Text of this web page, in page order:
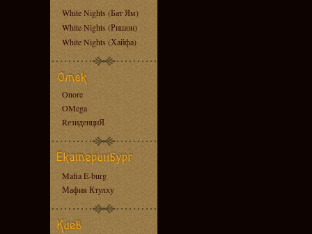
White Nights (Бат Ям)
White Nights (Ришон)
White Nights (Хайфа)
Onore
OMega
RезиденциЯ
Mafia E-burg
Мафия Ктулху